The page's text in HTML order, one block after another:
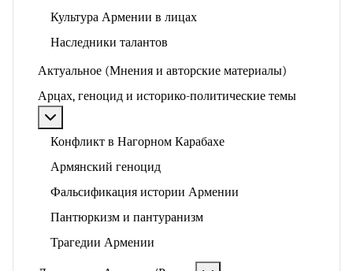
Культура Армении в лицах
Наследники талантов
Актуальное (Мнения и авторские материалы)
Арцах, геноцид и историко-политические темы
Конфликт в Нагорном Карабахе
Армянский геноцид
Фальсификация истории Армении
Пантюркизм и пантуранизм
Трагедии Армении